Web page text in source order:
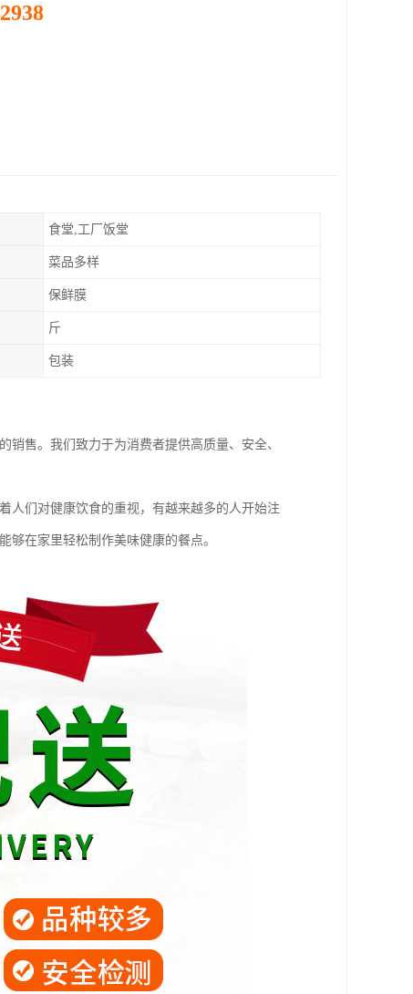
食堂,工厂饭堂
菜品多样
保鲜膜
斤
包装
售。我们致力于为消费者提供高质量、安全、
人们对健康饮食的重视，有越来越多的人开始注
够在家里轻松制作美味健康的餐点。